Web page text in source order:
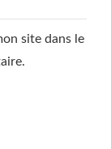
site dans le